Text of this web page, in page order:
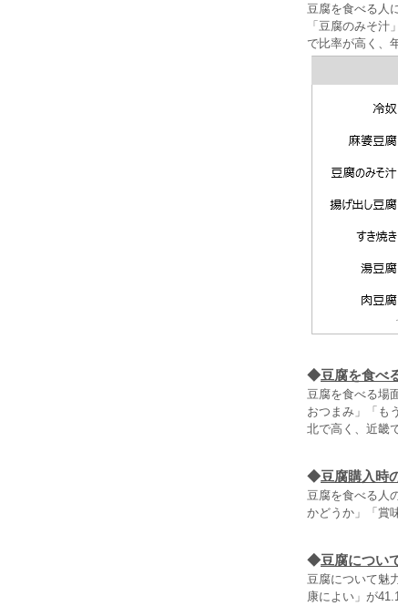
豆腐を食べる人
「豆腐のみそ
で比率が高く、
◆豆腐を食べ
豆腐を食べる場
おつまみ」「も
北で高く、近畿
◆豆腐購入時
豆腐を食べる人
かどうか」「賞
◆豆腐につい
豆腐について魅
康によい」が